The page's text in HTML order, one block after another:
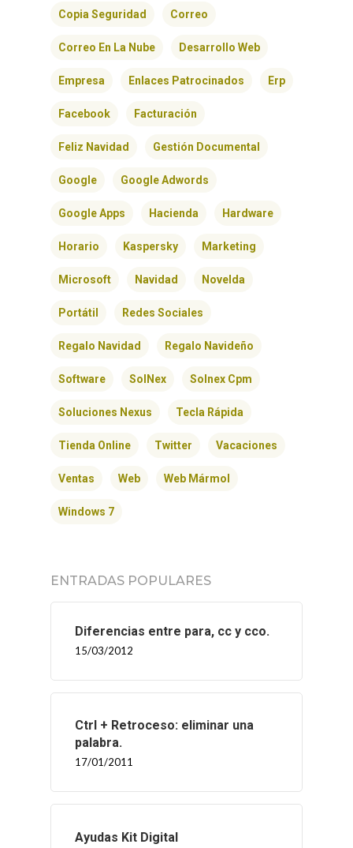
Copia Seguridad Correo
Correo En La Nube Desarrollo Web
Empresa Enlaces Patrocinados Erp
Facebook Facturación
Feliz Navidad Gestión Documental
Google Google Adwords
Google Apps Hacienda Hardware
Horario Kaspersky Marketing
Microsoft Navidad Novelda
Portátil Redes Sociales
Regalo Navidad Regalo Navideño
Software SolNex Solnex Cpm
Soluciones Nexus Tecla Rápida
Tienda Online Twitter Vacaciones
Ventas Web Web Mármol
Windows 7
ENTRADAS POPULARES
Diferencias entre para, cc y cco.
15/03/2012
Ctrl + Retroceso: eliminar una
palabra.
17/01/2011
Ayudas Kit Digital
BLOG